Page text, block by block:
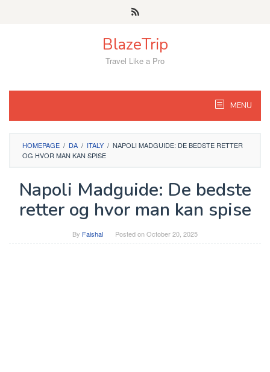
BlazeTrip
Travel Like a Pro
MENU
HOMEPAGE / DA / ITALY / NAPOLI MADGUIDE: DE BEDSTE RETTER
OG HVOR MAN KAN SPISE
Napoli Madguide: De bedste
retter og hvor man kan spise
By Faishal Posted onOctober 20, 2025